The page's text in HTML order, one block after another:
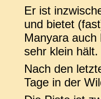
Er ist
und bietet
Manyara
sehr klein hält.
Nach den
Tage in der